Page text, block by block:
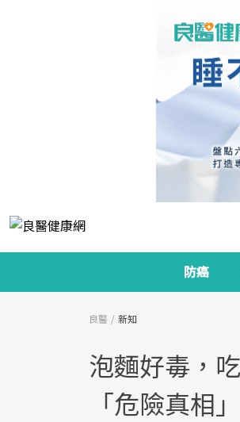
防癌
良醫 新知
泡麵好毒，
「危險真相」